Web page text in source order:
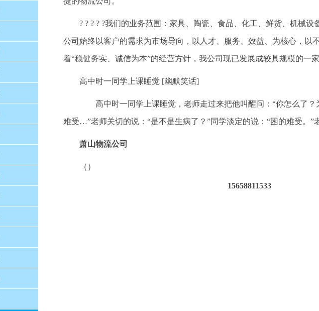
? ? ? ? ?我们的业务范围：家具、陶瓷、食品、化工、鲜货、机械设
公司始终以客户的需求为市场导向，以人才、服务、效益、为核心，以
着“稳健务实、诚信为本”的经营方针，我公司现已发展成较具规模的一
高中时一同学上课睡觉 [幽默笑话]
高中时一同学上课睡觉，老师走过来把他叫醒问：“你怎么了？
难受…”老师关切的说：“是不是生病了？”同学淡定的说：“困的难受。
萧山物流公司
（）
15658811533